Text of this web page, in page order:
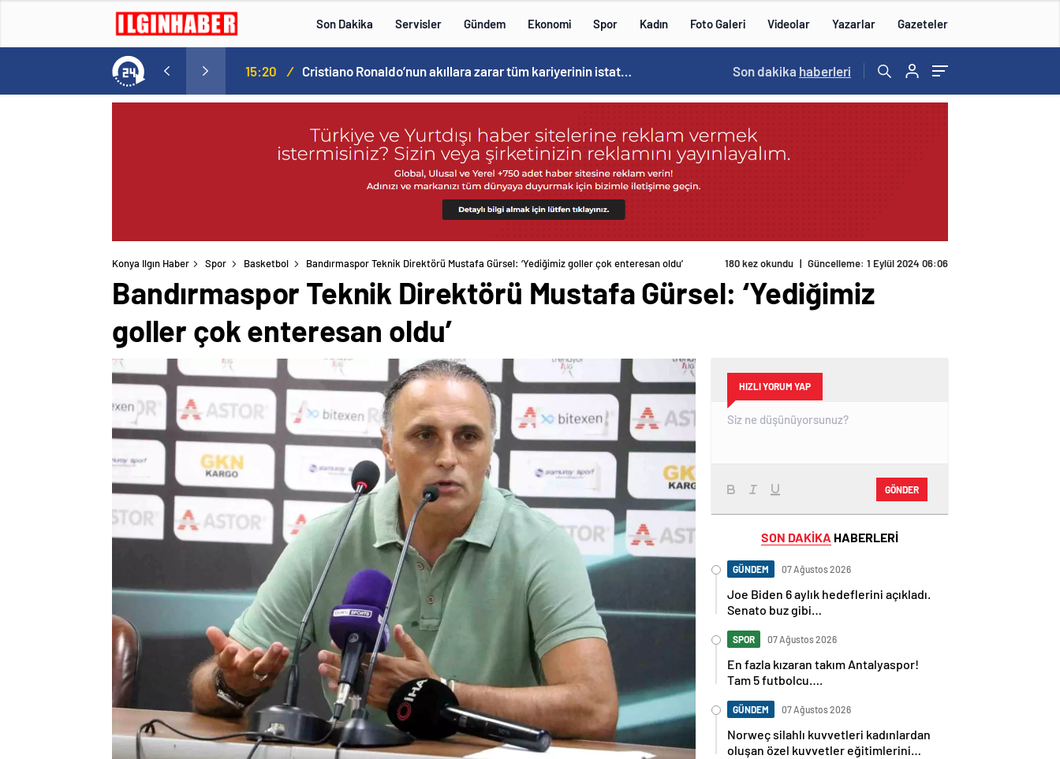
Son Dakika Servisler Gündem Ekonomi Spor Kadın Foto Galeri Videolar Yazarlar Gazeteler
Norweç silahlı kuvvetleri kadınlardan oluşan özel kuvvetler eğitimlerini başlattı. 15:20 / Cristiano Ronaldo’nun akıllara zarar tüm kariyerinin istatistiğini çıkardık ! 14:57 /
Son dakika haberleri
Konya Ilgın Haber Spor Basketbol Bandırmaspor Teknik Direktörü Mustafa Gürsel: ‘Yediğimiz goller çok enteresan oldu’ 180 kez okundu | Güncelleme: 1 Eylül 2024 06:06
Bandırmaspor Teknik Direktörü Mustafa Gürsel: ‘Yediğimiz
goller çok enteresan oldu’
HIZLI YORUM YAP
GÖNDER
SON DAKİKA HABERLERİ
GÜNDEM 07 Ağustos 2026
Joe Biden 6 aylık hedeflerini açıkladı.
Senato buz gibi…
SPOR 07 Ağustos 2026
En fazla kızaran takım Antalyaspor!
Tam 5 futbolcu….
GÜNDEM 07 Ağustos 2026
Norweç silahlı kuvvetleri kadınlardan
oluşan özel kuvvetler eğitimlerini